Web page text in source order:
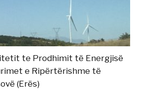
te Prodhimit të Energjisë
e Ripërtërishme të
(Erës)